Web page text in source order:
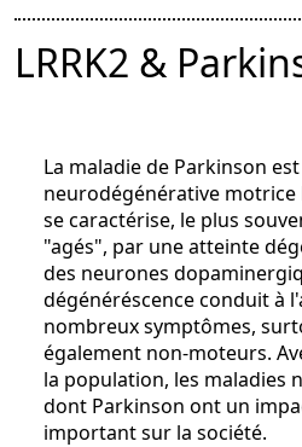
LRRK2 &
La maladie de Parkinson
neurodégénérative motrice
se caractérise, le plus
"agés", par une atteinte
des neurones
dégénéréscence conduit à
nombreux symptômes,
également non-moteurs.
la population, les maladies
dont Parkinson ont un
important sur la société.